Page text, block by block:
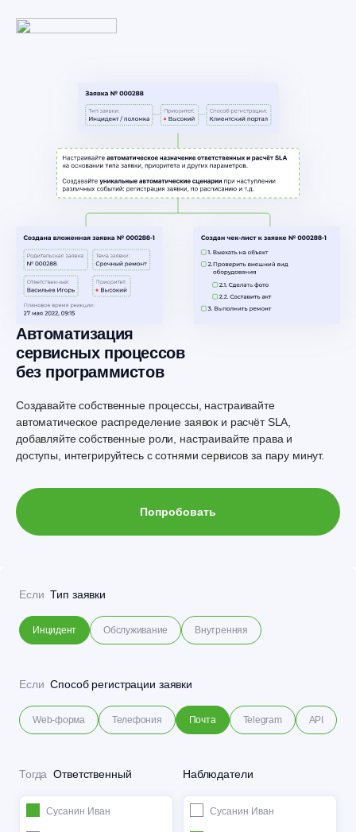
Автоматизация
сервисных процессов
без программистов
Создавайте собственные процессы, настраивайте
автоматическое распределение заявок и расчёт SLA,
добавляйте собственные роли, настраивайте права и
доступы, интегрируйтесь с сотнями сервисов за пару минут.
Попробовать
Если Тип заявки
Инцидент Обслуживание Внутренняя
Если Способ регистрации заявки
Web-форма Телефония Почта Telegram API
Тогда Ответственный
Сусанин Иван
Наблюдатели
Сусанин Иван